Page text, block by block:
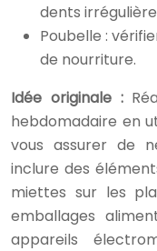
dents
Poubelle :
de nourriture.
Idée originale :
hebdomadaire en
vous assurer de
inclure des
miettes sur les
emballages
appareils